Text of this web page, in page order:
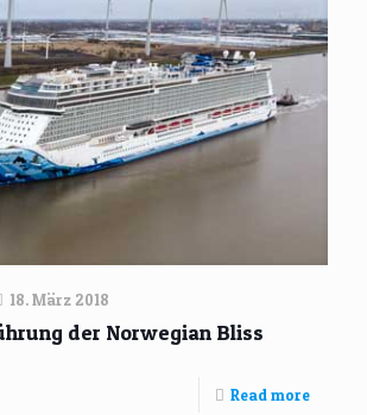
18. März 2018
der Norwegian Bliss
Read more